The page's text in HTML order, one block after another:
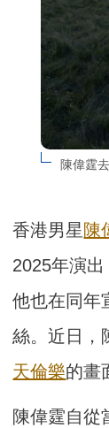
陳偉霆
香港男星陳
2025年演出
他也在同年
絲。近日，
天倫樂的畫
陳偉霆自從